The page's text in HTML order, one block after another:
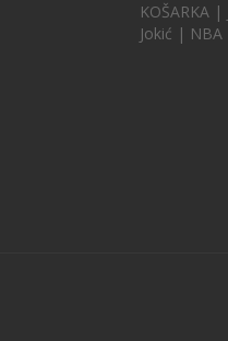
KOŠARKA |
Jokić | NBA